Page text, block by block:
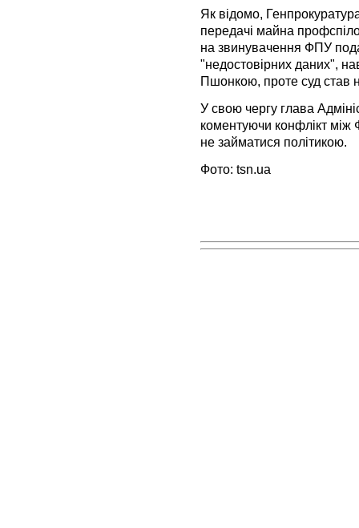
Як відомо,
передачі майна
на звинувачення ФПУ
"недостовірних даних",
Пшонкою, проте суд став
У свою чергу глава
коментуючи конфлікт
не займатися політикою.
Фото: tsn.ua